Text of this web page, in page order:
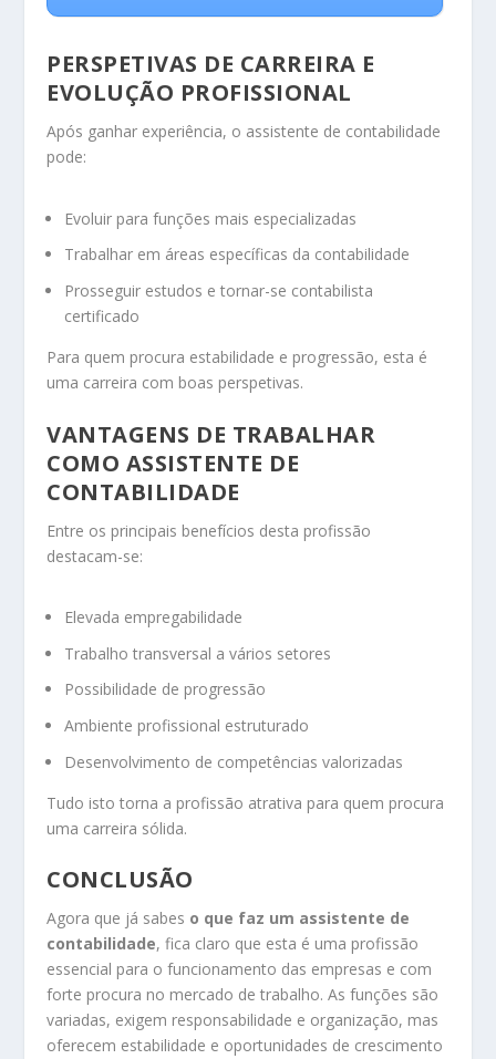
PERSPETIVAS DE CARREIRA E
EVOLUÇÃO PROFISSIONAL
Após ganhar experiência, o assistente de contabilidade
pode:
Evoluir para funções mais especializadas
Trabalhar em áreas específicas da contabilidade
Prosseguir estudos e tornar-se contabilista
certificado
Para quem procura estabilidade e progressão, esta é
uma carreira com boas perspetivas.
VANTAGENS DE TRABALHAR
COMO ASSISTENTE DE
CONTABILIDADE
Entre os principais benefícios desta profissão
destacam-se:
Elevada empregabilidade
Trabalho transversal a vários setores
Possibilidade de progressão
Ambiente profissional estruturado
Desenvolvimento de competências valorizadas
Tudo isto torna a profissão atrativa para quem procura
uma carreira sólida.
CONCLUSÃO
Agora que já sabes o que faz um assistente de
contabilidade, fica claro que esta é uma profissão
essencial para o funcionamento das empresas e com
forte procura no mercado de trabalho. As funções são
variadas, exigem responsabilidade e organização, mas
oferecem estabilidade e oportunidades de crescimento